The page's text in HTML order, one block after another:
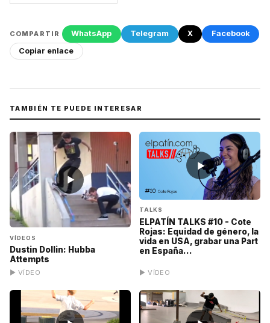
COMPARTIR WhatsApp Telegram X
Facebook
Copiar enlace
TAMBIÉN TE PUEDE INTERESAR
▶
VÍDEOS
Dustin Dollin: Hubba
Attempts
▶ VÍDEO
▶
TALKS
ELPATÍN TALKS #10 - Cote
Rojas: Equidad de género, la
vida en USA, grabar una Part
en España...
▶ VÍDEO